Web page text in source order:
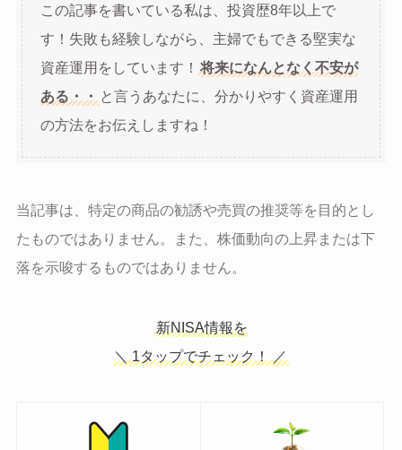
この記事を書いている私は、投資歴8年以上で
す！失敗も経験しながら、主婦でもできる堅実な
資産運用をしています！ 将来になんとなく不安が
ある・・
と言うあなたに、分かりやすく資産運用
の方法をお伝えしますね！
当記事は、特定の商品の勧誘や売買の推奨等を目的とし
たものではありません。また、株価動向の上昇または下
落を示唆するものではありません。
新NISA情報を
＼ 1タップでチェック！ ／